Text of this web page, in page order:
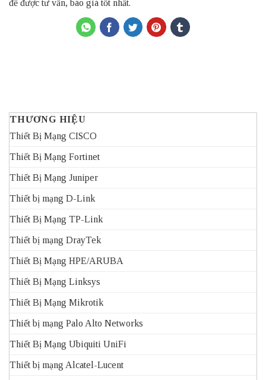
để được tư vấn, báo giá tốt nhất.
THƯƠNG HIỆU
Thiết Bị Mạng CISCO
Thiết Bị Mạng Fortinet
Thiết Bị Mạng Juniper
Thiết bị mạng D-Link
Thiết Bị Mạng TP-Link
Thiết bị mạng DrayTek
Thiết Bị Mạng HPE/ARUBA
Thiết Bị Mạng Linksys
Thiết Bị Mạng Mikrotik
Thiết bị mạng Palo Alto Networks
Thiết Bị Mạng Ubiquiti UniFi
Thiết bị mạng Alcatel-Lucent